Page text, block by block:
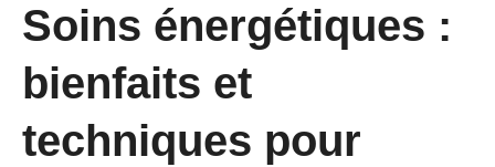
Soins énergétiques :
bienfaits et
techniques pour